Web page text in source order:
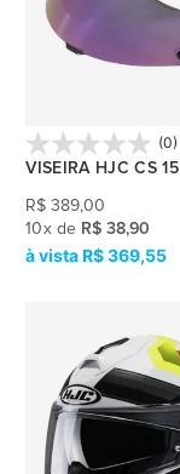
(0)
VISEIRA HJC CS 15
R$ 389,00
10x de R$ 38,90
R$ 369,55